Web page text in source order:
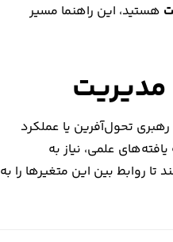
هستید، این راهنما مسیر
مدیریت
تحول‌آفرین یا عملکرد
علمی، نیاز به
روابط بین این متغیرها را به